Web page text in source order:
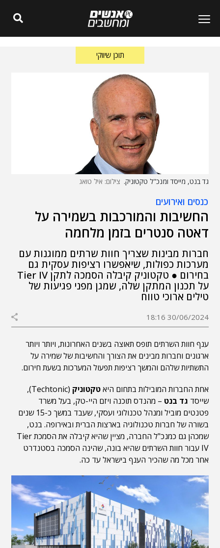
תוכן שיווקי
גד בנט, מייסד ומנכ"ל טקטוניק. צילום: איל טואג
כנסים ואירועים
החשיבות והמורכבות בשמירה על
דאטה סנטרים בזמן מלחמה
חברות מבינות שצריך חוות שרתים ממוגנות עם
מערכות כפולות, שיאפשרו רציפות עסקית גם
בחירום ● טקטוניק קיבלה הסמכה לתקן Tier IV
על תכנון המתקן שלה, שמגן מפני פגיעות של
טילים ארוכי טווח
30/06/2024 18:16
ענף חוות השרתים תופס תאוצה בשנים האחרונות, ויותר ויותר
ארגונים וחברות מבינים את הצורך והחשיבות של שמירה על
התשתיות שלהם והמשך רציפות תפעול המערכות בשעת חירום.
אחת החברות המובילות בתחום היאטקטוניק
(Techtonic),
שייסד גד בנט – מהנדס תוכנה ויזם היי-טק, בעל משרד
פטנטים מוביל ומנהל טכנולוגי ועסקי, שעבד במשך כ-15 שנים
בשורה של חברות טכנולוגיה בארצות הברית ובאירופה. בנט,
שמכהן גם כמנכ"ל החברה, מציין שהיא קיבלה את הסמכת Tier
IV עבור חוות השרתים שהיא בונה, שהינה הסמכה בסטנדרט
אחר מכל מה שהכיר הענף בישראל עד כה.